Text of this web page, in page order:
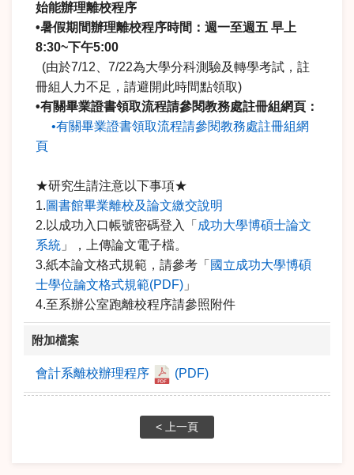
始能辦理離校程序
•暑假期間辦理離校程序時間：週一至週五 早上
8:30~下午5:00
(由於7/12、7/22為大學分科測驗及轉學考試，註
冊組人力不足，請避開此時間點領取)
•有關畢業證書領取流程請參閱教務處註冊組網頁：
•有關畢業證書領取流程請參閱教務處註冊組網
頁
★研究生請注意以下事項★
1.圖書館畢業離校及論文繳交說明
2.以成功入口帳號密碼登入「 成功大學博碩士論文
系統 」，上傳論文電子檔。
3.紙本論文格式規範，請參考「 國立成功大學博碩
士學位論文格式規範(PDF) 」
4.至系辦公室跑離校程序請參照附件
附加檔案
會計系離校辦理程序 (PDF)
< 上一頁